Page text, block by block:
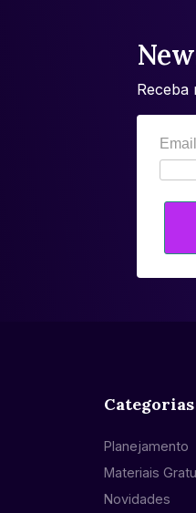
Receba
Categorias
Planejamento
Materiais
Novidades